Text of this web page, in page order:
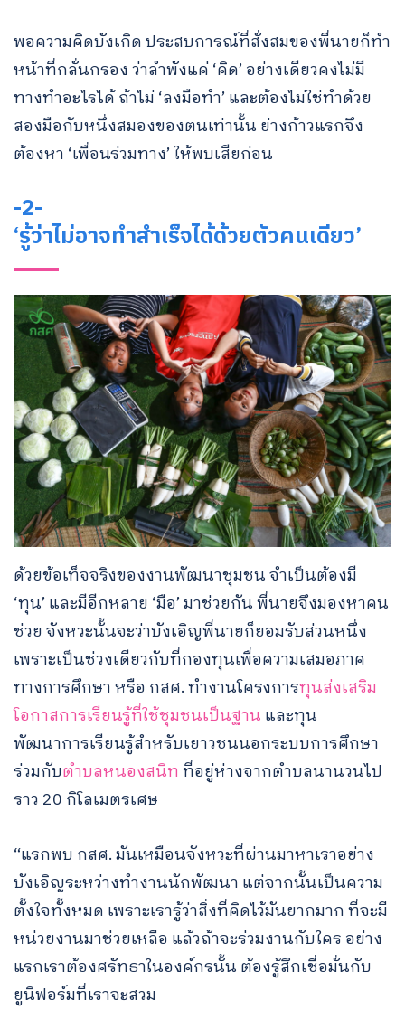
พอความคิดบังเกิด ประสบการณ์ที่สั่งสมของพี่นายก็ทำ
หน้าที่กลั่นกรอง ว่าลำพังแค่ ‘คิด’ อย่างเดียวคงไม่มี
ทางทำอะไรได้ ถ้าไม่ ‘ลงมือทำ’ และต้องไม่ใช่ทำด้วย
สองมือกับหนึ่งสมองของตนเท่านั้น ย่างก้าวแรกจึง
ต้องหา ‘เพื่อนร่วมทาง’ ให้พบเสียก่อน
-2-
‘รู้ว่าไม่อาจทำสำเร็จได้ด้วยตัวคนเดียว’
ด้วยข้อเท็จจริงของงานพัฒนาชุมชน จำเป็นต้องมี
‘ทุน’ และมีอีกหลาย ‘มือ’ มาช่วยกัน พี่นายจึงมองหาคน
ช่วย จังหวะนั้นจะว่าบังเอิญพี่นายก็ยอมรับส่วนหนึ่ง
เพราะเป็นช่วงเดียวกับที่กองทุนเพื่อความเสมอภาค
ทางการศึกษา หรือ กสศ. ทำงานโครงการทุนส่งเสริม
โอกาสการเรียนรู้ที่ใช้ชุมชนเป็นฐาน และทุน
พัฒนาการเรียนรู้สำหรับเยาวชนนอกระบบการศึกษา
ร่วมกับตำบลหนองสนิท ที่อยู่ห่างจากตำบลนานวนไป
ราว 20 กิโลเมตรเศษ
“แรกพบ กสศ. มันเหมือนจังหวะที่ผ่านมาหาเราอย่าง
บังเอิญระหว่างทำงานนักพัฒนา แต่จากนั้นเป็นความ
ตั้งใจทั้งหมด เพราะเรารู้ว่าสิ่งที่คิดไว้มันยากมาก ที่จะมี
หน่วยงานมาช่วยเหลือ แล้วถ้าจะร่วมงานกับใคร อย่าง
แรกเราต้องศรัทธาในองค์กรนั้น ต้องรู้สึกเชื่อมั่นกับ
ยูนิฟอร์มที่เราจะสวม